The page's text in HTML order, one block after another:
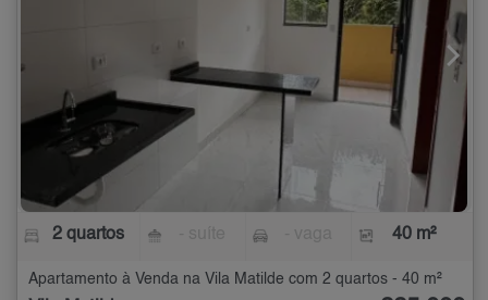
2 quartos 40 m²
Apartamento à Venda na Vila Matilde com 2 quartos - 40 m²